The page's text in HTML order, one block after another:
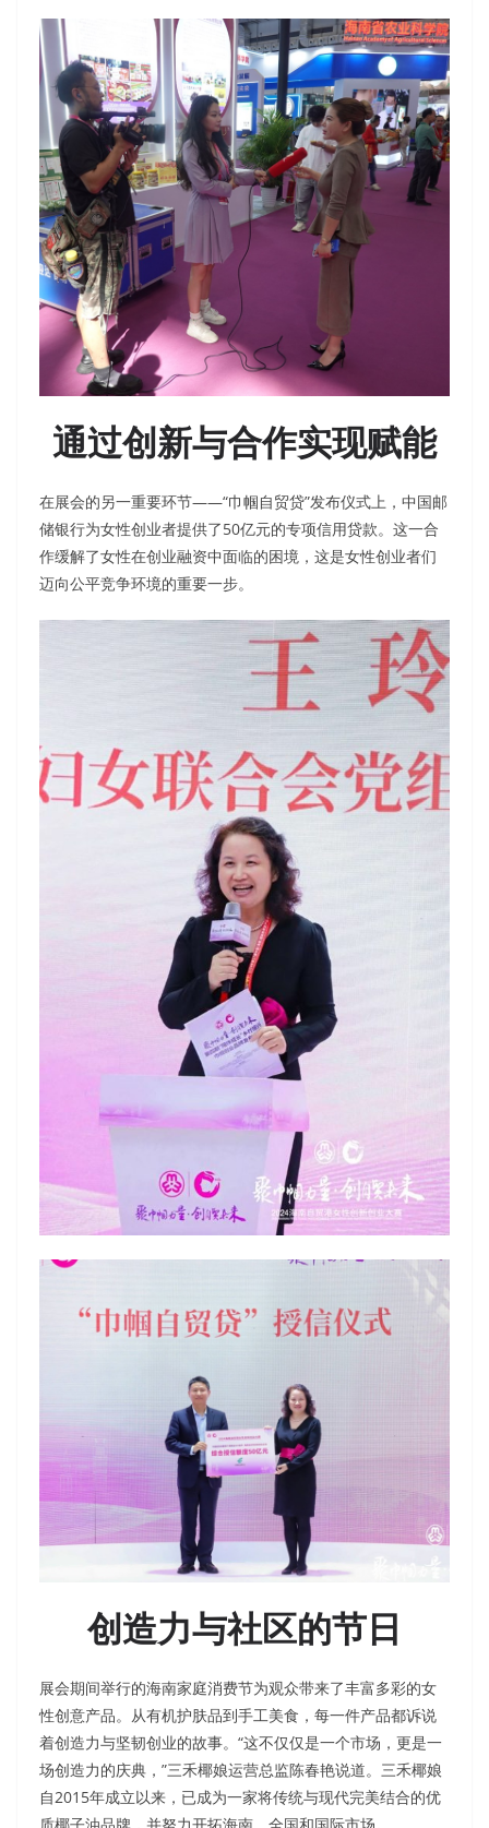
通过创新与合作实现赋能
在展会的另一重要环节——“巾帼自贸贷”发布仪式上，中国邮
储银行为女性创业者提供了50亿元的专项信用贷款。这一合
作缓解了女性在创业融资中面临的困境，这是女性创业者们
迈向公平竞争环境的重要一步。
创造力与社区的节日
展会期间举行的海南家庭消费节为观众带来了丰富多彩的女
性创意产品。从有机护肤品到手工美食，每一件产品都诉说
着创造力与坚韧创业的故事。“这不仅仅是一个市场，更是一
场创造力的庆典，”三禾椰娘运营总监陈春艳说道。三禾椰娘
自2015年成立以来，已成为一家将传统与现代完美结合的优
质椰子油品牌，并努力开拓海南、全国和国际市场。